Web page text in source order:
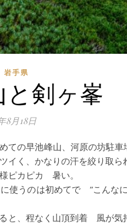
手県
剣ヶ峯
8月18日
ての早池峰山、河原の坊駐車
く、かなりの汗を絞り取ら
ピカピカ 暑い。
に使うのは初めてで ”こん
と、程なく山頂到着 風が気